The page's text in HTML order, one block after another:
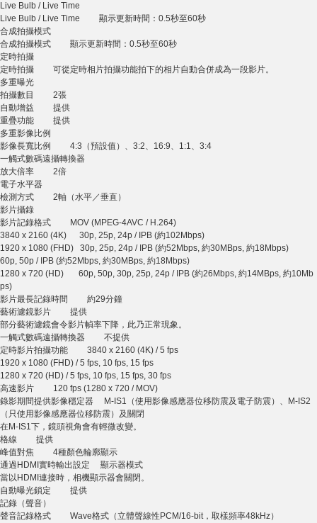
Live Bulb / Live Time
Live Bulb / Live Time 顯示更新時間：0.5秒至60秒
合成拍攝模式
合成拍攝模式 顯示更新時間：0.5秒至60秒
定時拍攝
定時拍攝 可從定時相片拍攝功能拍下的相片自動合併成為一段影片。
多重曝光
拍攝數目 2張
自動增益 提供
重疊功能 提供
多重影像比例
影像長寬比例 4:3（預設值）、3:2、16:9、1:1、3:4
一觸式數碼遠攝轉換器
放大倍率 2倍
電子水平器
檢測方式 2軸（水平／垂直）
影片攝錄
影片記錄格式 MOV (MPEG-4AVC / H.264)
3840 x 2160 (4K) 30p, 25p, 24p / IPB (約102Mbps)
1920 x 1080 (FHD) 30p, 25p, 24p / IPB (約52Mbps, 約30MBps, 約18Mbps)
60p, 50p / IPB (約52Mbps, 約30MBps, 約18Mbps)
1280 x 720 (HD) 60p, 50p, 30p, 25p, 24p / IPB (約26Mbps, 約14MBps, 約10Mb
ps)
影片最長記錄時間 約29分鐘
藝術濾鏡影片 提供
部分藝術濾鏡會令影片幀率下降，此乃正常現象。
一觸式數碼遠攝轉換器 不提供
定時影片拍攝功能 3840 x 2160 (4K) / 5 fps
1920 x 1080 (FHD) / 5 fps, 10 fps, 15 fps
1280 x 720 (HD) / 5 fps, 10 fps, 15 fps, 30 fps
高速影片 120 fps (1280 x 720 / MOV)
錄影期間提供影像穩定器 M-IS1（使用影像感應器位移防震及電子防震）、M-IS2
（只使用影像感應器位移防震）及關閉
在M-IS1下，鏡頭視角會有輕微改變。
格線 提供
峰值對焦 4種顏色輪廓顯示
通過HDMI實時輸出設定 顯示器模式
當以HDMI連接時，相機顯示器會關閉。
自動曝光鎖定 提供
記錄（聲音）
聲音記錄格式 Wave格式（立體聲線性PCM/16-bit，取樣頻率48kHz）